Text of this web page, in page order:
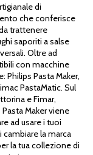
di
che conferisce
trattenere
saporiti a salse
Oltre ad
con macchine
Philips Pasta Maker,
PastaMatic. Sul
e Fimar,
Maker viene
ad usare i tuoi
la marca
la tua collezione di